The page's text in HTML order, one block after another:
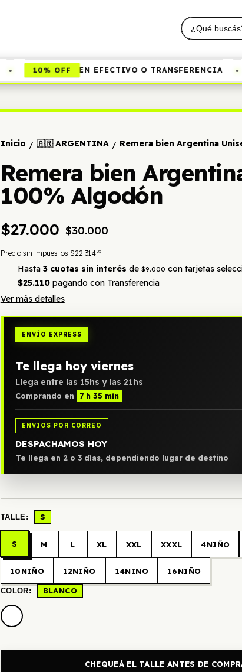
10% OFF EN EFECTIVO O TRANSFERENCIA •
Inicio / 🇦🇷 ARGENTINA / Remera bien Argentina
Remera bien
100% Algodón
$27.000 $30.000
Precio sin impuestos $22.31405
Hasta 3 cuotas sin interés de $9.000 con tarjetas
$25.110pagando con Transferencia
Ver más detalles
ENVÍO EXPRESS
Te llega hoy viernes
Llega entre las 15hs y las 21hs
Comprando en 7 h 35 min
ENVIOS POR CORREO
DESPACHAMOS HOY
Te llega en 2 o 3 días, dependiendo lugar de destino
TALLE: S
S M L XL XXL XXXL 4NIÑO
10NIÑO 12NIÑO 14NINO 16NIÑO
COLOR: BLANCO
CHEQUEÁ EL TALLE ANTES DE